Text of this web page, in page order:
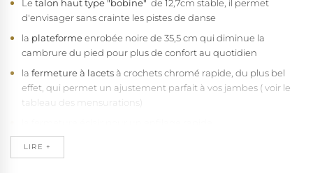
Le talon haut type "bobine" de 12,7cm stable, il permet
d'envisager sans crainte les pistes de danse
la plateformeenrobée noire de 35,5 cm qui diminue la
cambrure du pied pour plus de confort au quotidien
la fermeture à lacetsà crochets chromé rapide, du plus bel
effet, qui permet un ajustement parfait à vos jambes ( voir le
tableau des mensurations)
le bout en amande qui respecte l'anatomie du pied en restant
féminin
LIRE +